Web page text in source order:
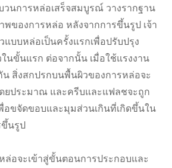
วนการหล่อเสร็จสมบูรณ์ วางรากฐาน
ของการหล่อ หลังจากการขึ้นรูป เจ้า
บบหล่อเป็นครั้งแรกเพื่อปรับปรุง
นขั้นแรก ต่อจากนั้น เมื่อใช้แรงงาน
สิ่งสกปรกบนพื้นผิวของการหล่อจะ
ยประมาณ และครีบและแฟลชจะถูก
อขจัดขอบและมุมส่วนเกินที่เกิดขึ้นใน
ขึ้นรูป
ล่อจะเข้าสู่ขั้นตอนการประกอบและ